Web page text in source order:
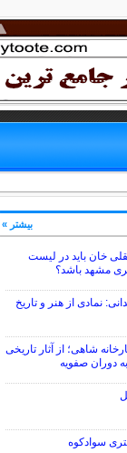
خان باید در لیست
مشهد باشد؟
نمادی از هنر و تاریخ
شاهی؛ از آثار تاریخی
دوران صفویه
سوادکوه
بیشتر »